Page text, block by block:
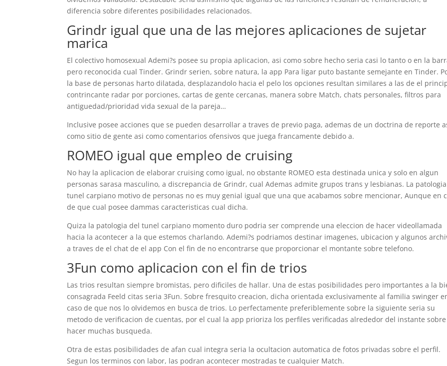
diferencia sobre diferentes posibilidades relacionados.
Grindr igual que una de las mejores aplicaciones de sujetar
marica
El colectivo homosexual Ademi?s posee su propia aplicacion, asi­ como sobre hecho seri­a casi lo tanto o en la
pero reconocida cual Tinder. Grindr seri­en, sobre natura, la app Para ligar puto bastante semejante en Tinder.
la base de personas harto dilatada, desplazandolo hacia el pelo los opciones resultan similares a las de el
contrincante radar por porciones, cartas de gente cercanas, manera sobre Match, chats personales, filtros para
antiguedad/prioridad vida sexual de la pareja…
Inclusive posee acciones que se pueden desarrollar a traves de previo paga, ademas de un doctrina de reporte
como sitio de gente asi­ como comentarios ofensivos que juega francamente debido a.
ROMEO igual que empleo de cruising
No hay la aplicacion de elaborar cruising como igual, no obstante ROMEO esta destinada unica y solo en algun
personas sarasa masculino, a discrepancia de Grindr, cual Ademas admite grupos trans y lesbianas. La
tunel carpiano motivo de personas no es muy genial igual que una que acabamos sobre mencionar, Aunque en
de que cual posee dammas caracteristicas cual dicha.
Quiza la patologi­a del tunel carpiano momento duro podri­a ser comprende una eleccion de hacer videollamada
hacia la acontecer a la que estemos charlando. Ademi?s podri­amos destinar imagenes, ubicacion y algunos
a traves de el chat de el app Con el fin de no encontrarse que proporcionar el montante sobre telefono.
3Fun como aplicacion con el fin de trios
Las trios resultan siempre bromistas, pero dificiles de hallar. Una de estas posibilidades pero importantes a la
consagrada Feeld citas seri­a 3Fun. Sobre fresquito creacion, dicha orientada exclusivamente al familia swinger
caso de que nos lo olvidemos en busca de trios. Lo perfectamente preferiblemente sobre la siguiente seria su
metodo de verificacion de cuentas, por el cual la app prioriza los perfiles verificadas alrededor del instante sobre
hacer muchas busqueda.
Otra de estas posibilidades de afan cual integra seri­a la ocultacion automatica de fotos privadas sobre el perfil.
Segun los terminos con labor, las podran acontecer mostradas te cualquier Match.